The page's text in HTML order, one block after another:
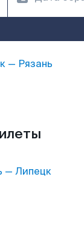
— Рязань
— Липецк